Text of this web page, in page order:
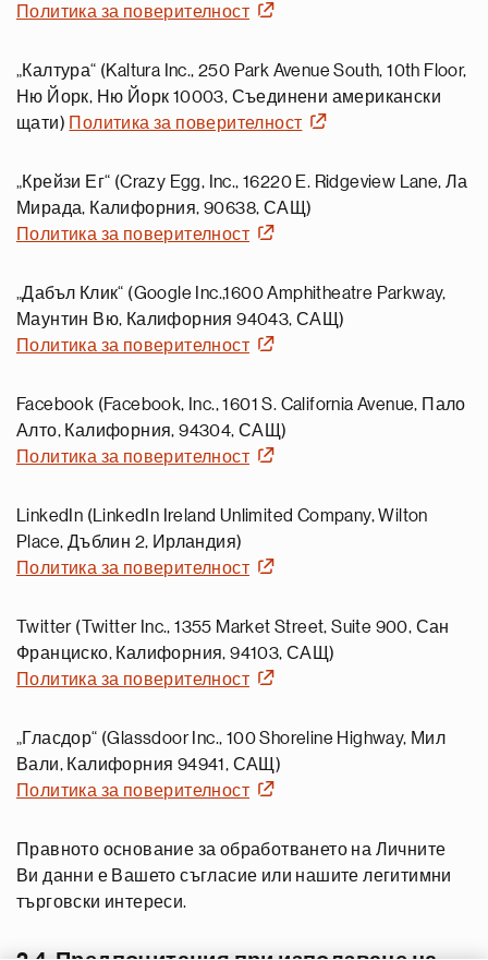
Политика за поверителност
„Калтура“ (Kaltura Inc., 250 Park Avenue South, 10th Floor,
Ню Йорк, Ню Йорк 10003, Съединени американски
щати) Политика за поверителност
„Крейзи Ег“ (Crazy Egg, Inc., 16220 E. Ridgeview Lane, Ла
Мирада, Калифорния, 90638, САЩ)
Политика за поверителност
„Дабъл Клик“ (Google Inc.,1600 Amphitheatre Parkway,
Маунтин Вю, Калифорния 94043, САЩ)
Политика за поверителност
Facebook (Facebook, Inc., 1601 S. California Avenue, Пало
Алто, Калифорния, 94304, САЩ)
Политика за поверителност
LinkedIn (LinkedIn Ireland Unlimited Company, Wilton
Place, Дъблин 2, Ирландия)
Политика за поверителност
Twitter (Twitter Inc., 1355 Market Street, Suite 900, Сан
Франциско, Калифорния, 94103, САЩ)
Политика за поверителност
„Гласдор“ (Glassdoor Inc., 100 Shoreline Highway, Мил
Вали, Калифорния 94941, САЩ)
Политика за поверителност
Правното основание за обработването на Личните
Ви данни е Вашето съгласие или нашите легитимни
търговски интереси.